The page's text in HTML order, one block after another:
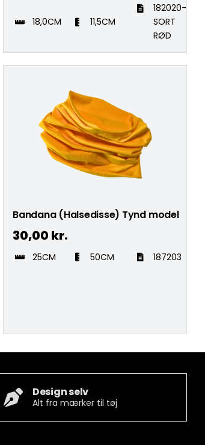
18,0CM 11,5CM
182020-
SORT
RØD
Bandana (Halsedisse) Tynd model
30,00 kr.
25CM 50CM 187203
Design selv
Alt fra mærker til tøj